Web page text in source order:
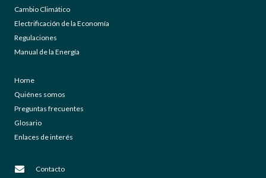
Cambio Climático
Electrificación de la Economía
Regulaciones
Manual de la Energía
Home
Quiénes somos
Preguntas frecuentes
Glosario
Enlaces de interés
Contacto